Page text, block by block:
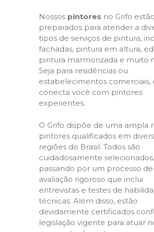
Nossos pintores no Grifo estão
preparados para atender a
tipos de serviços de pintura,
fachadas, pintura em altura,
pintura marmorizada e muito
Seja para residências ou
estabelecimentos comerciais,
conecta você com pintores
experientes.
O Grifo dispõe de uma ampla
pintores qualificados em
regiões do Brasil. Todos são
cuidadosamente selecionados,
passando por um processo de
avaliação rigoroso que inclui
entrevistas e testes de
técnicas. Além disso, estão
devidamente certificados
legislação vigente para atuar